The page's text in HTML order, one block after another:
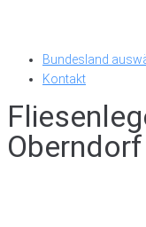
Bundesland
Kontakt